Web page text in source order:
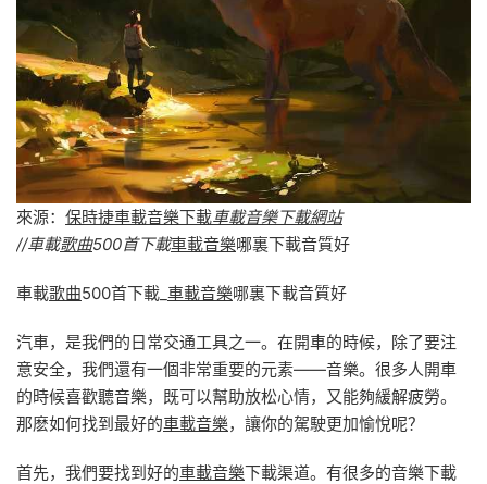
來源： 保時捷車載音樂下載車載音樂下載網站
//車載歌曲500首下載車載音樂哪裏下載音質好
車載歌曲500首下載_ 車載音樂哪裏下載音質好
汽車，是我們的日常交通工具之一。在開車的時候，除了要注
意安全，我們還有一個非常重要的元素——音樂。很多人開車
的時候喜歡聽音樂，既可以幫助放松心情，又能夠緩解疲勞。
那麽如何找到最好的車載音樂，讓你的駕駛更加愉悅呢？
首先，我們要找到好的車載音樂下載渠道。有很多的音樂下載